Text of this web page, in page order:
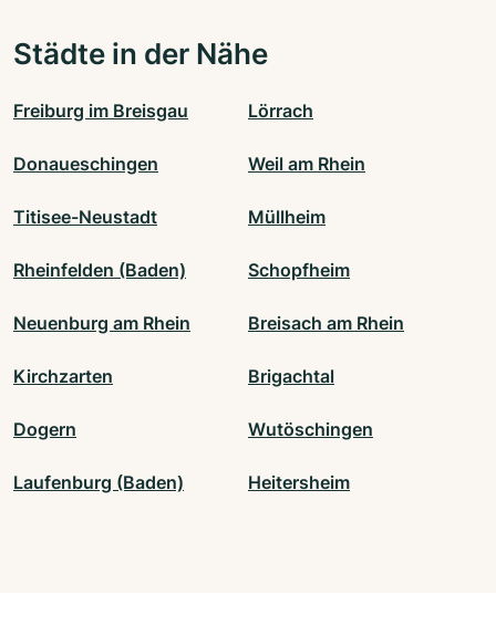
Städte in der Nähe
Freiburg im Breisgau Lörrach
Donaueschingen Weil am Rhein
Titisee-Neustadt Müllheim
Rheinfelden (Baden) Schopfheim
Neuenburg am Rhein Breisach am Rhein
Kirchzarten Brigachtal
Dogern Wutöschingen
Laufenburg (Baden) Heitersheim